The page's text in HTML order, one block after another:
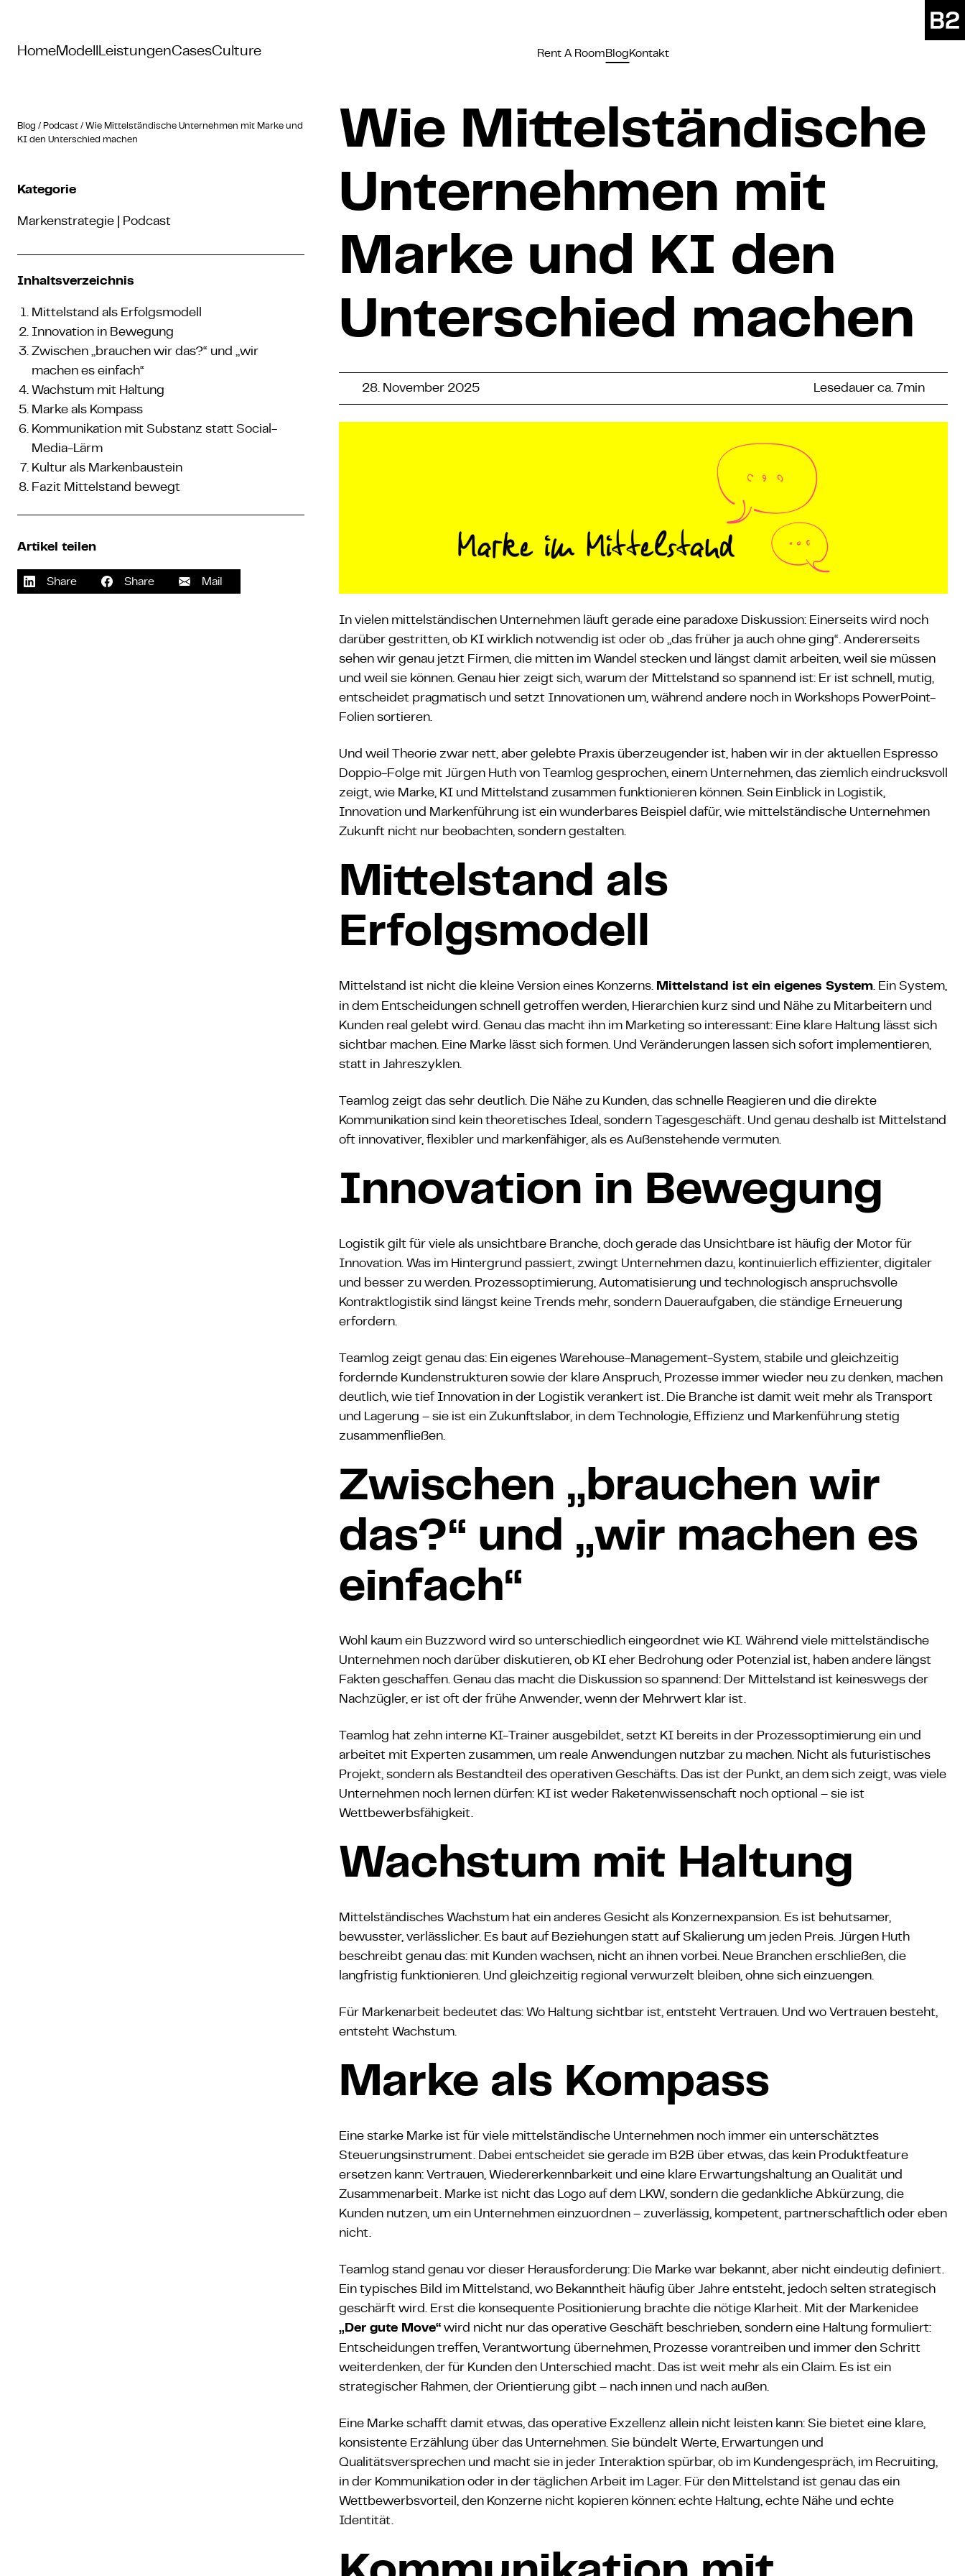
HomeModell LeistungenCasesCulture Rent A RoomBlogKontakt
Blog / Podcast / Wie Mittelständische Unternehmen mit Marke und
KI den Unterschied machen
Kategorie
Markenstrategie | Podcast
Inhaltsverzeichnis
Mittelstand als Erfolgsmodell
Innovation in Bewegung
Zwischen „brauchen wir das?“ und „wir
machen es einfach“
Wachstum mit Haltung
Marke als Kompass
Kommunikation mit Substanz statt Social-
Media-Lärm
Kultur als Markenbaustein
Fazit Mittelstand bewegt
Artikel teilen
Share Share Mail
Wie Mittelständische
Unternehmen mit
Marke und KI den
Unterschied machen
28. November 2025 Lesedauer ca. 7min
In vielen mittelständischen Unternehmen läuft gerade eine paradoxe Diskussion: Einerseits wird noch
darüber gestritten, ob KI wirklich notwendig ist oder ob „das früher ja auch ohne ging“. Andererseits
sehen wir genau jetzt Firmen, die mitten im Wandel stecken und längst damit arbeiten, weil sie müssen
und weil sie können. Genau hier zeigt sich, warum der Mittelstand so spannend ist: Er ist schnell, mutig,
entscheidet pragmatisch und setzt Innovationen um, während andere noch in Workshops PowerPoint-
Folien sortieren.
Und weil Theorie zwar nett, aber gelebte Praxis überzeugender ist, haben wir in der aktuellen Espresso
Doppio-Folge mit Jürgen Huth von Teamlog gesprochen, einem Unternehmen, das ziemlich eindrucksvoll
zeigt, wie Marke, KI und Mittelstand zusammen funktionieren können. Sein Einblick in Logistik,
Innovation und Markenführung ist ein wunderbares Beispiel dafür, wie mittelständische Unternehmen
Zukunft nicht nur beobachten, sondern gestalten.
Mittelstand als
Erfolgsmodell
Mittelstand ist nicht die kleine Version eines Konzerns. Mittelstand ist ein eigenes System. Ein System,
in dem Entscheidungen schnell getroffen werden, Hierarchien kurz sind und Nähe zu Mitarbeitern und
Kunden real gelebt wird. Genau das macht ihn im Marketing so interessant: Eine klare Haltung lässt sich
sichtbar machen. Eine Marke lässt sich formen. Und Veränderungen lassen sich sofort implementieren,
statt in Jahreszyklen.
Teamlog zeigt das sehr deutlich. Die Nähe zu Kunden, das schnelle Reagieren und die direkte
Kommunikation sind kein theoretisches Ideal, sondern Tagesgeschäft. Und genau deshalb ist Mittelstand
oft innovativer, flexibler und markenfähiger, als es Außenstehende vermuten.
Innovation in Bewegung
Logistik gilt für viele als unsichtbare Branche, doch gerade das Unsichtbare ist häufig der Motor für
Innovation. Was im Hintergrund passiert, zwingt Unternehmen dazu, kontinuierlich effizienter, digitaler
und besser zu werden. Prozessoptimierung, Automatisierung und technologisch anspruchsvolle
Kontraktlogistik sind längst keine Trends mehr, sondern Daueraufgaben, die ständige Erneuerung
erfordern.
Teamlog zeigt genau das: Ein eigenes Warehouse-Management-System, stabile und gleichzeitig
fordernde Kundenstrukturen sowie der klare Anspruch, Prozesse immer wieder neu zu denken, machen
deutlich, wie tief Innovation in der Logistik verankert ist. Die Branche ist damit weit mehr als Transport
und Lagerung – sie ist ein Zukunftslabor, in dem Technologie, Effizienz und Markenführung stetig
zusammenfließen.
Zwischen „brauchen wir
das?“ und „wir machen es
einfach“
Wohl kaum ein Buzzword wird so unterschiedlich eingeordnet wie KI. Während viele mittelständische
Unternehmen noch darüber diskutieren, ob KI eher Bedrohung oder Potenzial ist, haben andere längst
Fakten geschaffen. Genau das macht die Diskussion so spannend: Der Mittelstand ist keineswegs der
Nachzügler, er ist oft der frühe Anwender, wenn der Mehrwert klar ist.
Teamlog hat zehn interne KI-Trainer ausgebildet, setzt KI bereits in der Prozessoptimierung ein und
arbeitet mit Experten zusammen, um reale Anwendungen nutzbar zu machen. Nicht als futuristisches
Projekt, sondern als Bestandteil des operativen Geschäfts. Das ist der Punkt, an dem sich zeigt, was viele
Unternehmen noch lernen dürfen: KI ist weder Raketenwissenschaft noch optional – sie ist
Wettbewerbsfähigkeit.
Wachstum mit Haltung
Mittelständisches Wachstum hat ein anderes Gesicht als Konzernexpansion. Es ist behutsamer,
bewusster, verlässlicher. Es baut auf Beziehungen statt auf Skalierung um jeden Preis. Jürgen Huth
beschreibt genau das: mit Kunden wachsen, nicht an ihnen vorbei. Neue Branchen erschließen, die
langfristig funktionieren. Und gleichzeitig regional verwurzelt bleiben, ohne sich einzuengen.
Für Markenarbeit bedeutet das: Wo Haltung sichtbar ist, entsteht Vertrauen. Und wo Vertrauen besteht,
entsteht Wachstum.
Marke als Kompass
Eine starke Marke ist für viele mittelständische Unternehmen noch immer ein unterschätztes
Steuerungsinstrument. Dabei entscheidet sie gerade im B2B über etwas, das kein Produktfeature
ersetzen kann: Vertrauen, Wiedererkennbarkeit und eine klare Erwartungshaltung an Qualität und
Zusammenarbeit. Marke ist nicht das Logo auf dem LKW, sondern die gedankliche Abkürzung, die
Kunden nutzen, um ein Unternehmen einzuordnen – zuverlässig, kompetent, partnerschaftlich oder eben
nicht.
Teamlog stand genau vor dieser Herausforderung: Die Marke war bekannt, aber nicht eindeutig definiert.
Ein typisches Bild im Mittelstand, wo Bekanntheit häufig über Jahre entsteht, jedoch selten strategisch
geschärft wird. Erst die konsequente Positionierung brachte die nötige Klarheit. Mit der Markenidee
„Der gute Move“ wird nicht nur das operative Geschäft beschrieben, sondern eine Haltung formuliert:
Entscheidungen treffen, Verantwortung übernehmen, Prozesse vorantreiben und immer den Schritt
weiterdenken, der für Kunden den Unterschied macht. Das ist weit mehr als ein Claim. Es ist ein
strategischer Rahmen, der Orientierung gibt – nach innen und nach außen.
Eine Marke schafft damit etwas, das operative Exzellenz allein nicht leisten kann: Sie bietet eine klare,
konsistente Erzählung über das Unternehmen. Sie bündelt Werte, Erwartungen und
Qualitätsversprechen und macht sie in jeder Interaktion spürbar, ob im Kundengespräch, im Recruiting,
in der Kommunikation oder in der täglichen Arbeit im Lager. Für den Mittelstand ist genau das ein
Wettbewerbsvorteil, den Konzerne nicht kopieren können: echte Haltung, echte Nähe und echte
Identität.